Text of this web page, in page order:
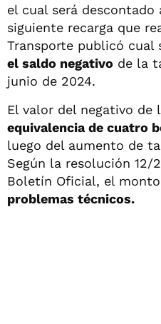
el cual será
siguiente recarga que
Transporte publicó cual
el saldo negativo de la
junio de 2024.
El valor del negativo de
equivalencia de cuatro
luego del aumento de
Según la resolución 12/
Boletín Oficial, el
problemas técnicos.